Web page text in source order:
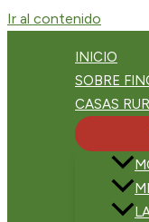
Ir al contenido
INICIO
SOBRE
CASAS